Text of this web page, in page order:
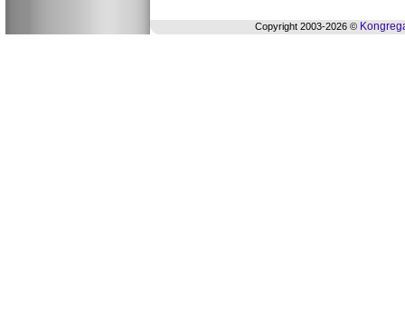
Copyright 2003-2026 ©